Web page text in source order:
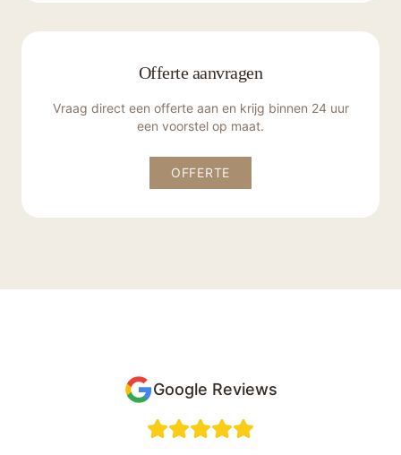
Offerte aanvragen
Vraag direct een offerte aan en krijg binnen 24 uur
een voorstel op maat.
OFFERTE
Google Reviews